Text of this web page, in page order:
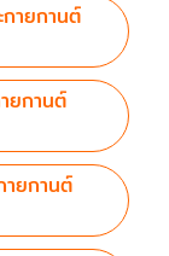
ายกานต์
ยกานต์
ยกานต์